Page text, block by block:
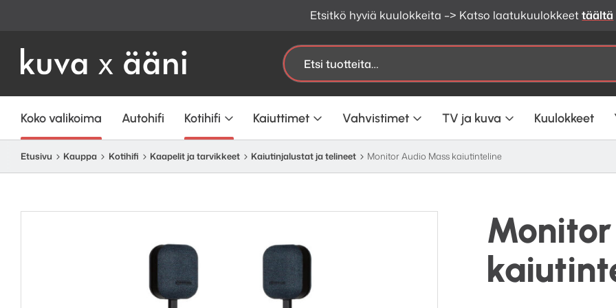
Etsitkö hyviä kuulokkeita –> Katso laatukuulokkeettäältä
Etsi:
Koko valikoima Autohifi Kotihifi Kaiuttimet Vahvistimet TV ja kuva Kuulokkeet
Etusivu Kauppa Kotihifi Kaapelit ja tarvikkeet Kaiutinjalustat ja telineet Monitor Audio Mass kaiutinteline